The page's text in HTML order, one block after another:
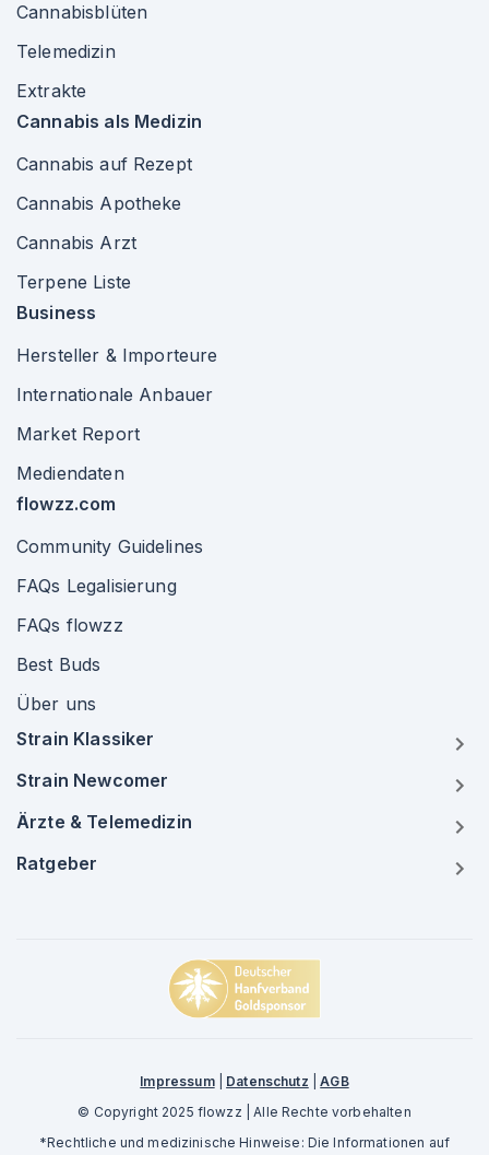
Cannabisblüten
Telemedizin
Extrakte
Cannabis als Medizin
Cannabis auf Rezept
Cannabis Apotheke
Cannabis Arzt
Terpene Liste
Business
Hersteller & Importeure
Internationale Anbauer
Market Report
Mediendaten
flowzz.com
Community Guidelines
FAQs Legalisierung
FAQs flowzz
Best Buds
Über uns
Strain Klassiker
Strain Newcomer
Ärzte & Telemedizin
Ratgeber
Impressum| Datenschutz |AGB
© Copyright 2025 flowzz | Alle Rechte vorbehalten
*Rechtliche und medizinische Hinweise: Die Informationen auf